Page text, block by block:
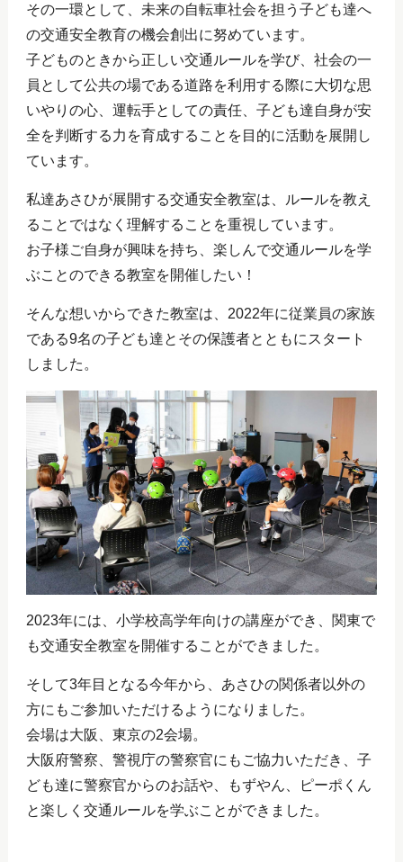
その一環として、未来の自転車社会を担う子ども達へ
の交通安全教育の機会創出に努めています。
子どものときから正しい交通ルールを学び、社会の一
員として公共の場である道路を利用する際に大切な思
いやりの心、運転手としての責任、子ども達自身が安
全を判断する力を育成することを目的に活動を展開し
ています。
私達あさひが展開する交通安全教室は、ルールを教え
ることではなく理解することを重視しています。
お子様ご自身が興味を持ち、楽しんで交通ルールを学
ぶことのできる教室を開催したい！
そんな想いからできた教室は、2022年に従業員の家族
である9名の子ども達とその保護者とともにスタート
しました。
2023年には、小学校高学年向けの講座ができ、関東で
も交通安全教室を開催することができました。
そして3年目となる今年から、あさひの関係者以外の
方にもご参加いただけるようになりました。
会場は大阪、東京の2会場。
大阪府警察、警視庁の警察官にもご協力いただき、子
ども達に警察官からのお話や、もずやん、ピーポくん
と楽しく交通ルールを学ぶことができました。